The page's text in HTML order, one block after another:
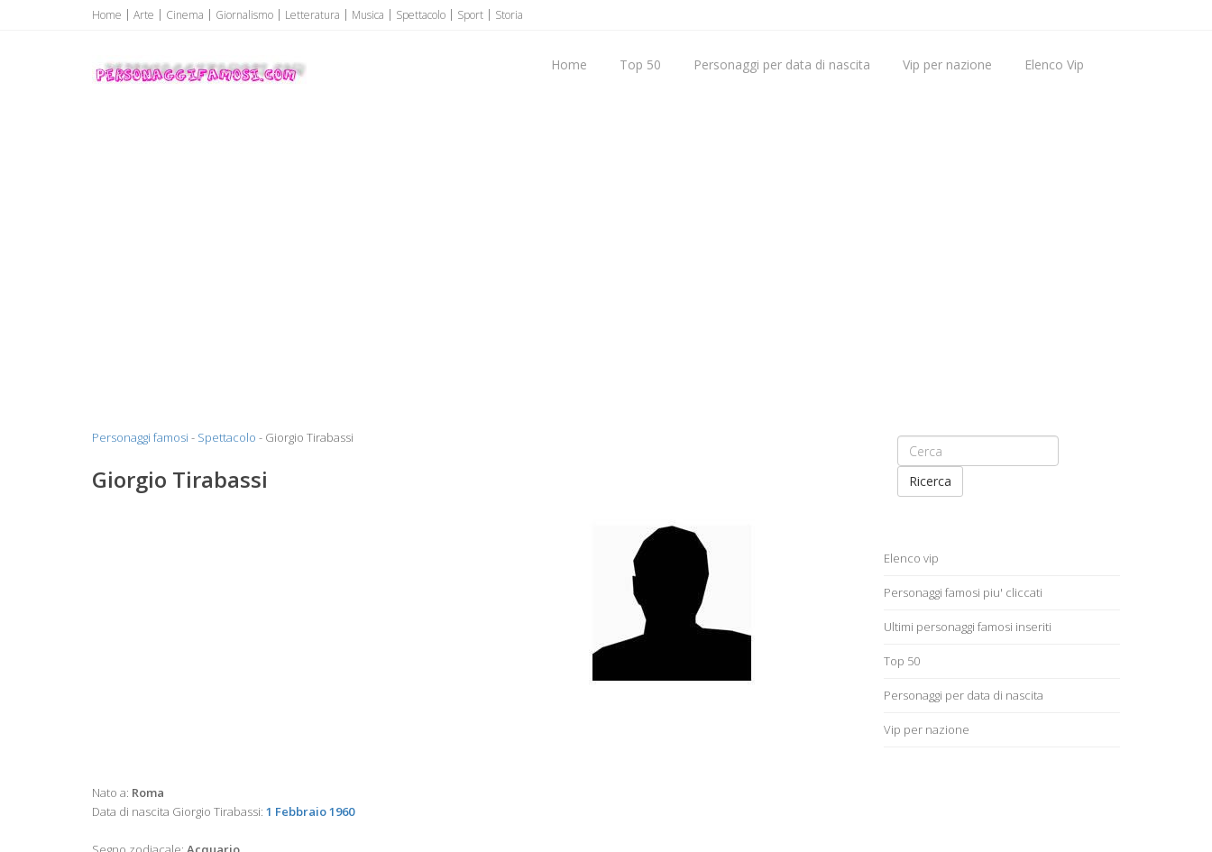
Home Arte Cinema Giornalismo Letteratura Musica Spettacolo Sport Storia
Home Top 50 Personaggi per data di nascita Vip per nazione Elenco Vip
Personaggi famosi
Personaggi famosi Top Vip...
Vip nati oggi
Personaggi famosi - Spettacolo - Giorgio Tirabassi
Giorgio Tirabassi
Nato a: Roma
Data di nascita Giorgio Tirabassi: 1 Febbraio 1960
Ricerca
Elenco vip
Personaggi famosi piu' cliccati
Ultimi personaggi famosi inseriti
Top 50
Personaggi per data di nascita
Vip per nazione